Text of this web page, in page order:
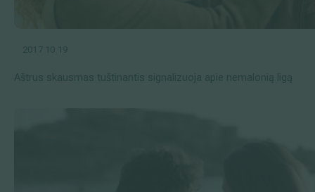
2017 10 19
Aštrus skausmas tuštinantis signalizuoja apie nemalonią ligą